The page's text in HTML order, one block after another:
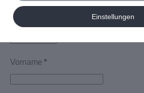
Einstellungen
Anrede
Vorname *